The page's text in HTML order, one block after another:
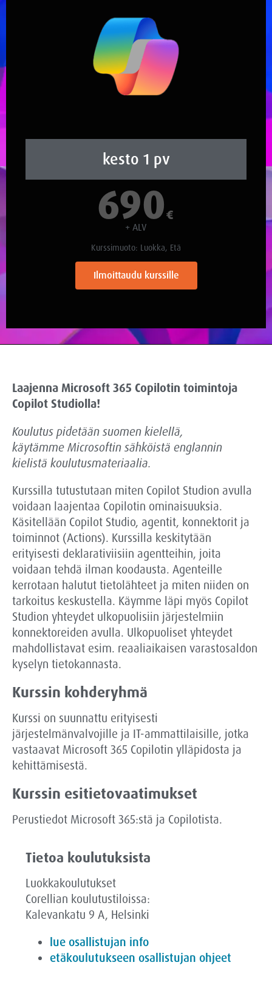
kesto 1 pv
690€
+ ALV
Kurssimuoto: Luokka, Etä
Ilmoittaudu kurssille
Laajenna Microsoft 365 Copilotin toimintoja
Copilot Studiolla!
Koulutus pidetään suomen kielellä,
käytämme Microsoftin sähköistä englannin
kielistä koulutusmateriaalia.
Kurssilla tutustutaan miten Copilot Studion avulla
voidaan laajentaa Copilotin ominaisuuksia.
Käsitellään Copilot Studio, agentit, konnektorit ja
toiminnot (Actions). Kurssilla keskitytään
erityisesti deklarativiisiin agentteihin, joita
voidaan tehdä ilman koodausta. Agenteille
kerrotaan halutut tietolähteet ja miten niiden on
tarkoitus keskustella. Käymme läpi myös Copilot
Studion yhteydet ulkopuolisiin järjestelmiin
konnektoreiden avulla. Ulkopuoliset yhteydet
mahdollistavat esim. reaaliaikaisen varastosaldon
kyselyn tietokannasta.
Kurssin kohderyhmä
Kurssi on suunnattu erityisesti
järjestelmänvalvojille ja IT-ammattilaisille, jotka
vastaavat Microsoft 365 Copilotin ylläpidosta ja
kehittämisestä.
Kurssin esitietovaatimukset
Perustiedot Microsoft 365:stä ja Copilotista.
Tietoa koulutuksista
Luokkakoulutukset
Corellian koulutustiloissa:
Kalevankatu 9 A, Helsinki
lue osallistujan info
etäkoulutukseen osallistujan ohjeet